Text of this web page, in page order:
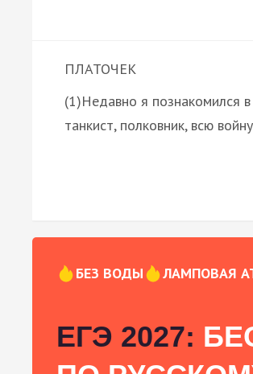
ПЛАТОЧЕК
(1)Недавно я познакомился
танкист, полковник, всю
БЕЗ ВОДЫ ЛАМПОВАЯ
ЕГЭ 2027: